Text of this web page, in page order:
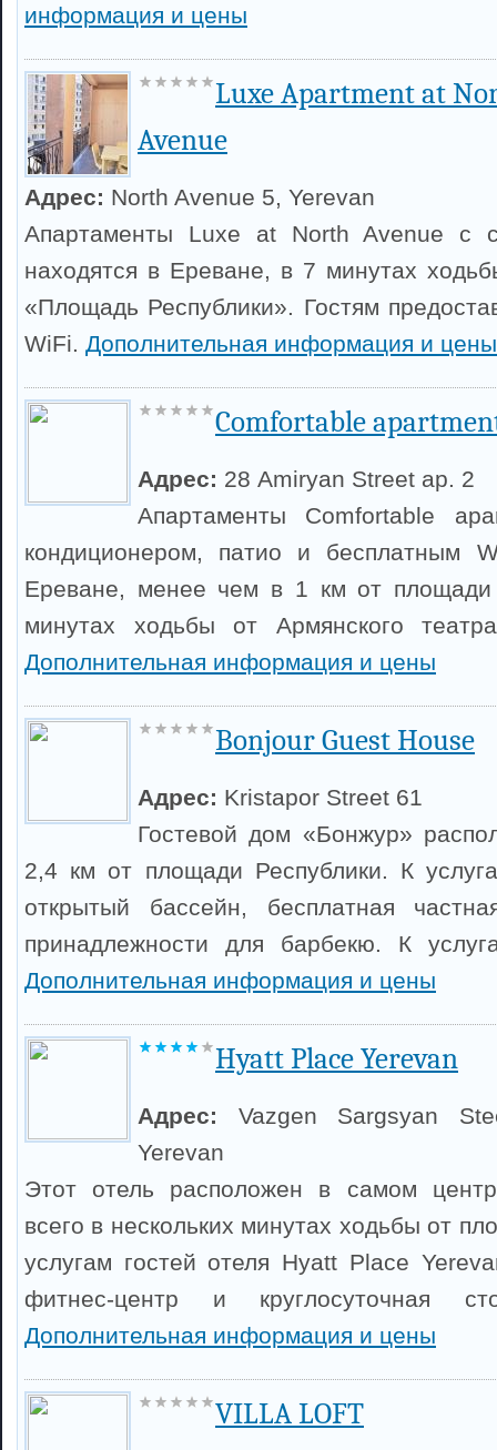
информация и цены
Luxe Apartment at
Avenue
Адрес: North Avenue 5, Yerevan
Апартаменты Luxe at North Avenue с
находятся в Ереване, в 7 минутах
«Площадь Республики». Гостям
WiFi. Дополнительная информация и цены
Comfortable
Адрес: 28 Amiryan Street ap. 2
Апартаменты Comfortable
кондиционером, патио и бесплатным
Ереване, менее чем в 1 км от площади
минутах ходьбы от Армянского
Дополнительная информация и цены
Bonjour Guest House
Адрес: Kristapor Street 61
Гостевой дом «Бонжур»
2,4 км от площади Республики. К
открытый бассейн, бесплатная
принадлежности для барбекю. К
Дополнительная информация и цены
Hyatt Place Yerevan
Адрес: Vazgen Sargsyan
Yerevan
Этот отель расположен в самом
всего в нескольких минутах ходьбы от
услугам гостей отеля Hyatt Place
фитнес-центр и круглосуточная
Дополнительная информация и цены
VILLA LOFT